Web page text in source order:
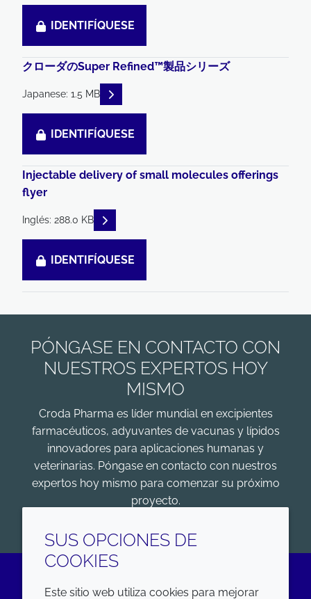
IDENTIFÍQUESE
クローダのSuper Refined™製品シリーズ
Japanese: 1.5 MB READ DESCRIPTIONS
IDENTIFÍQUESE
Injectable delivery of small molecules offerings
flyer
Inglés: 288.0 KB READ DESCRIPTIONS
IDENTIFÍQUESE
PÓNGASE EN CONTACTO CON
NUESTROS EXPERTOS HOY
MISMO
Croda Pharma es líder mundial en excipientes
farmacéuticos, adyuvantes de vacunas y lípidos
innovadores para aplicaciones humanas y
veterinarias. Póngase en contacto con nuestros
expertos hoy mismo para comenzar su próximo
proyecto.
SUS OPCIONES DE
COOKIES
Este sitio web utiliza cookies para mejorar